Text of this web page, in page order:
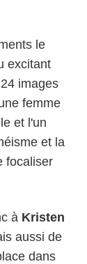
le
excitant
images
femme
et l'un
et la
focaliser
à Kristen
aussi de
dans